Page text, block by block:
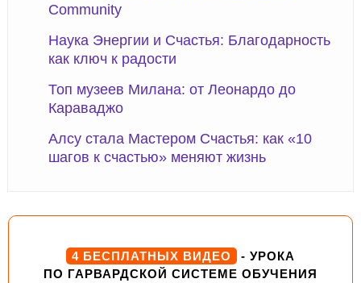
Community
Наука Энергии и Счастья: Благодарность
как ключ к радости
Топ музеев Милана: от Леонардо до
Караваджо
Алсу стала Мастером Счастья: как «10
шагов к счастью» меняют жизнь
4 БЕСПЛАТНЫХ ВИДЕО
- УРОКА
ПО ГАРВАРДСКОЙ СИСТЕМЕ ОБУЧЕНИЯ